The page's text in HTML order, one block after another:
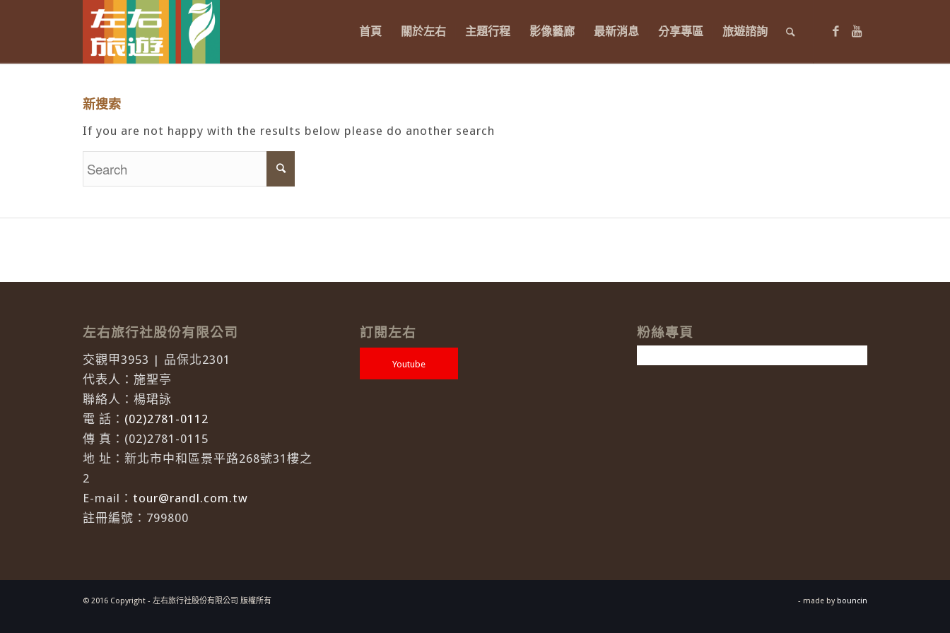
首頁 關於左右 主題行程 影像藝廊 最新消息 分享專區 旅遊諮詢
新搜索
If you are not happy with the results below please do another search
左右旅行社股份有限公司
交觀甲3953 | 品保北2301
代表人：施聖亭
聯絡人：楊珺詠
電 話： (02)2781-0112
傳 真：(02)2781-0115
地 址：新北市中和區景平路268號31樓之
2
E-mail： tour@randl.com.tw
註冊編號：799800
訂閱左右
Youtube
粉絲專頁
© 2016 Copyright - 左右旅行社股份有限公司 版權所有 - made by bouncin